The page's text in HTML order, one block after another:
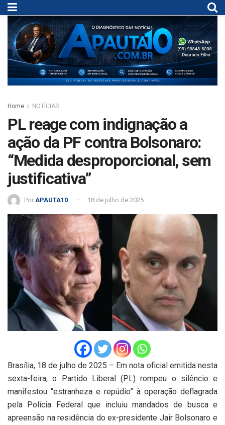
Home NOTÍCIAS
PL reage com indignação a
ação da PF contra Bolsonaro:
“Medida desproporcional, sem
justificativa”
Por APAUTA10 18 de julho de 2025
Brasília, 18 de julho de 2025 – Em nota oficial emitida nesta
sexta-feira, o Partido Liberal (PL) rompeu o silêncio e
manifestou “estranheza e repúdio” à operação deflagrada
pela Polícia Federal que incluiu mandados de busca e
apreensão na residência do ex-presidente Jair Bolsonaro e